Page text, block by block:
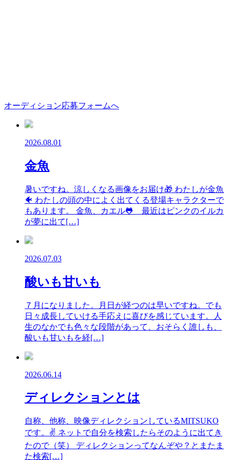
オーディション応募フォームへ
2026.08.01
金魚
暑いですね。涼しくなる画像をお届け🎁 わたしが金魚
🐠 わたしの頭の中によく出てくる登場キャラクターで
もあります。 金魚、カエル🐸 最近はピンクのイルカ
が夢に出て[…]
2026.07.03
酸いも甘いも
７月になりました。月日が経つのは早いですね。でも
日々成長していける手応えに喜びを感じています。人
生のなかでも色々な段階があって、おそらく誰しも、
酸いも甘いもを経[…]
2026.06.14
ディレクションとは
自称、他称、映像ディレクションしているMITSUKO
です。✌ ネットで自分を検索したらそのように出てき
たので（笑） ディレクションってなんぞや？とまたま
た検索[…]